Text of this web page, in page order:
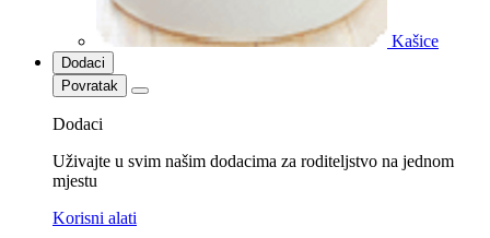
Kašice
Dodaci
Povratak
Dodaci
Uživajte u svim našim dodacima za roditeljstvo na jednom
mjestu
Korisni alati